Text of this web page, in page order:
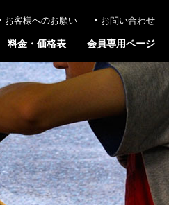
お客様へのお願い お問い合わせ
料金・価格表 会員専用ページ